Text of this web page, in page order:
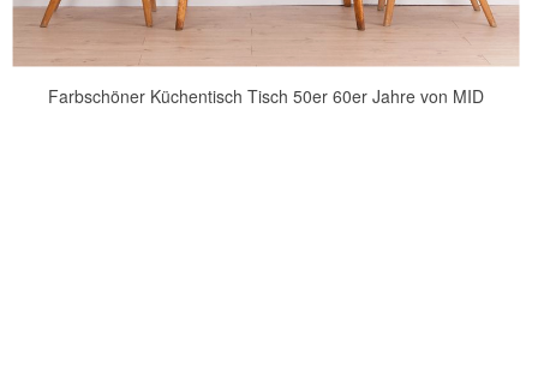
Farbschöner Küchentisch Tisch 50er 60er Jahre von MID